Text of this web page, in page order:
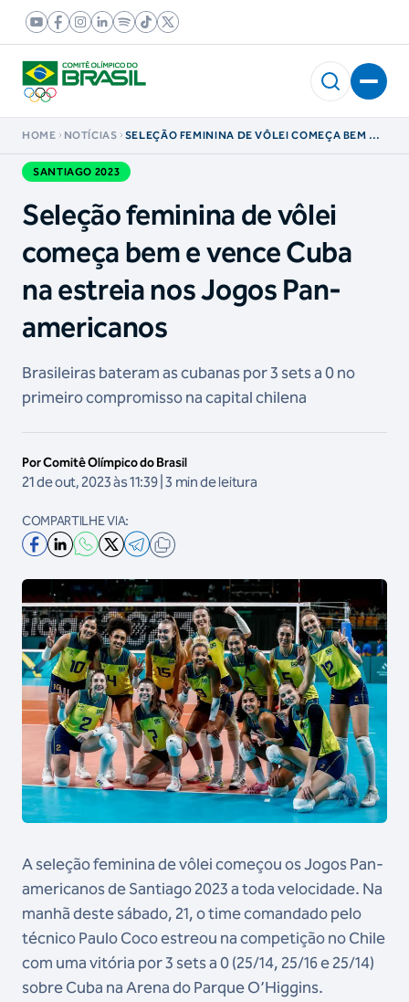
HOME NOTÍCIAS
SELEÇÃO FEMININA DE VÔLEI COMEÇA BEM E
AMERICANOS
SANTIAGO 2023
Seleção feminina de vôlei
começa bem e vence Cuba
na estreia nos Jogos Pan-
americanos
Brasileiras bateram as cubanas por 3 sets a 0 no
primeiro compromisso na capital chilena
Por Comitê Olímpico do Brasil
21 de out, 2023 às 11:39 | 3 min de leitura
COMPARTILHE VIA:
A seleção feminina de vôlei começou os Jogos Pan-
americanos de Santiago 2023 a toda velocidade. Na
manhã deste sábado, 21, o time comandado pelo
técnico Paulo Coco estreou na competição no Chile
com uma vitória por 3 sets a 0 (25/14, 25/16 e 25/14)
sobre Cuba na Arena do Parque O’Higgins.